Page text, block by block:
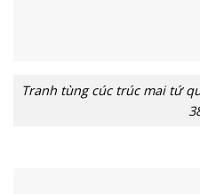
Tranh tùng cúc trúc mai tứ